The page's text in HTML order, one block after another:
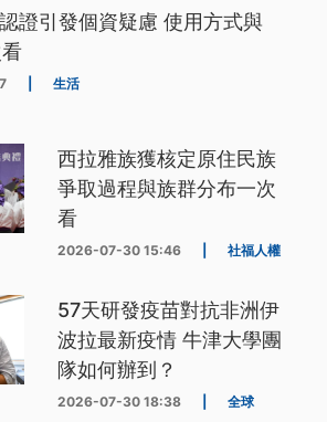
證引發個資疑慮 使用方式與
生活
西拉雅族獲核定原住民族
爭取過程與族群分布一次
看
2026-07-30 15:46 社福人權
57天研發疫苗對抗非洲伊
波拉最新疫情 牛津大學團
隊如何辦到？
2026-07-30 18:38 全球